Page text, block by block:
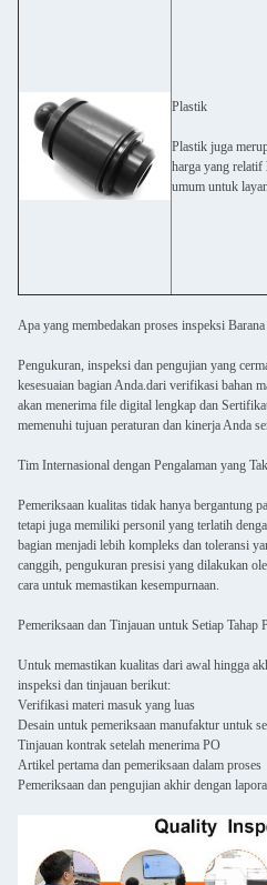
Plastik
Plastik juga
harga yang relatif
umum untuk
Apa yang membedakan proses inspeksi
Pengukuran, inspeksi dan pengujian yang
kesesuaian bagian Anda.dari verifikasi bahan
akan menerima file digital lengkap dan
memenuhi tujuan peraturan dan kinerja Anda
Tim Internasional dengan Pengalaman yang
Pemeriksaan kualitas tidak hanya bergantung
tetapi juga memiliki personil yang terlatih
bagian menjadi lebih kompleks dan toleransi
canggih, pengukuran presisi yang dilakukan
cara untuk memastikan kesempurnaan.
Pemeriksaan dan Tinjauan untuk Setiap Tahap
Untuk memastikan kualitas dari awal hingga
inspeksi dan tinjauan berikut:
Verifikasi materi masuk yang luas
Desain untuk pemeriksaan manufaktur untuk
Tinjauan kontrak setelah menerima PO
Artikel pertama dan pemeriksaan dalam proses
Pemeriksaan dan pengujian akhir dengan